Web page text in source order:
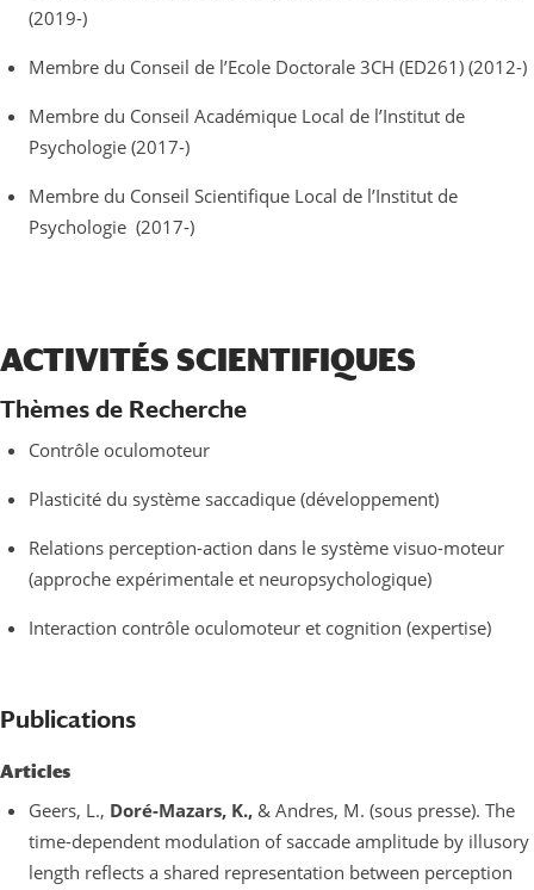
(2019-)
Membre du Conseil de l’Ecole Doctorale 3CH (ED261) (2012-)
Membre du Conseil Académique Local de l’Institut de
Psychologie (2017-)
Membre du Conseil Scientifique Local de l’Institut de
Psychologie (2017-)
ACTIVITÉS SCIENTIFIQUES
Thèmes de Recherche
Contrôle oculomoteur
Plasticité du système saccadique (développement)
Relations perception-action dans le système visuo-moteur
(approche expérimentale et neuropsychologique)
Interaction contrôle oculomoteur et cognition (expertise)
Publications
Articles
Geers, L., Doré-Mazars, K.,& Andres, M. (sous presse). The
time-dependent modulation of saccade amplitude by illusory
length reflects a shared representation between perception